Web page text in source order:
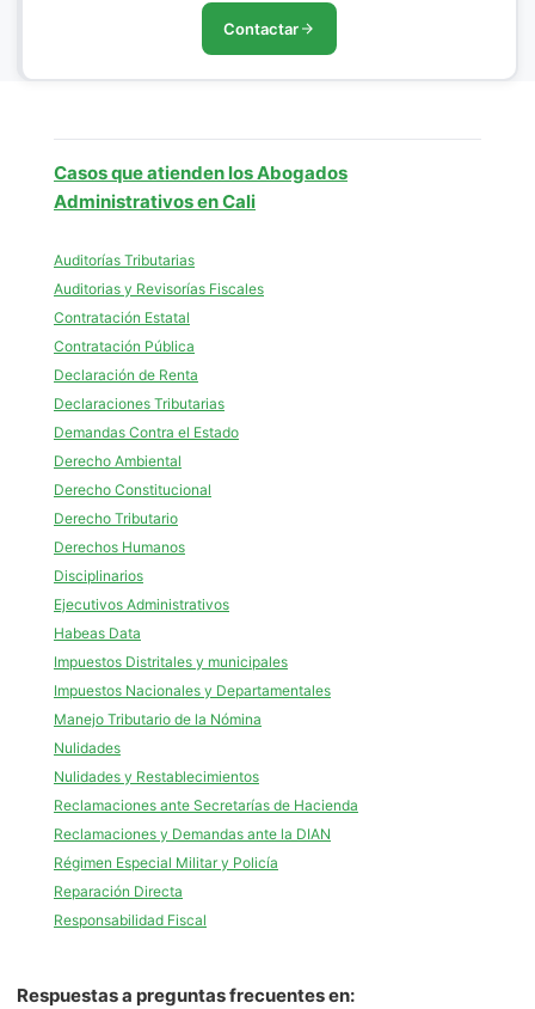
Contactar
Casos que atienden los Abogados
Administrativos en Cali
Auditorías Tributarias
Auditorias y Revisorías Fiscales
Contratación Estatal
Contratación Pública
Declaración de Renta
Declaraciones Tributarias
Demandas Contra el Estado
Derecho Ambiental
Derecho Constitucional
Derecho Tributario
Derechos Humanos
Disciplinarios
Ejecutivos Administrativos
Habeas Data
Impuestos Distritales y municipales
Impuestos Nacionales y Departamentales
Manejo Tributario de la Nómina
Nulidades
Nulidades y Restablecimientos
Reclamaciones ante Secretarías de Hacienda
Reclamaciones y Demandas ante la DIAN
Régimen Especial Militar y Policía
Reparación Directa
Responsabilidad Fiscal
Respuestas a preguntas frecuentes en: